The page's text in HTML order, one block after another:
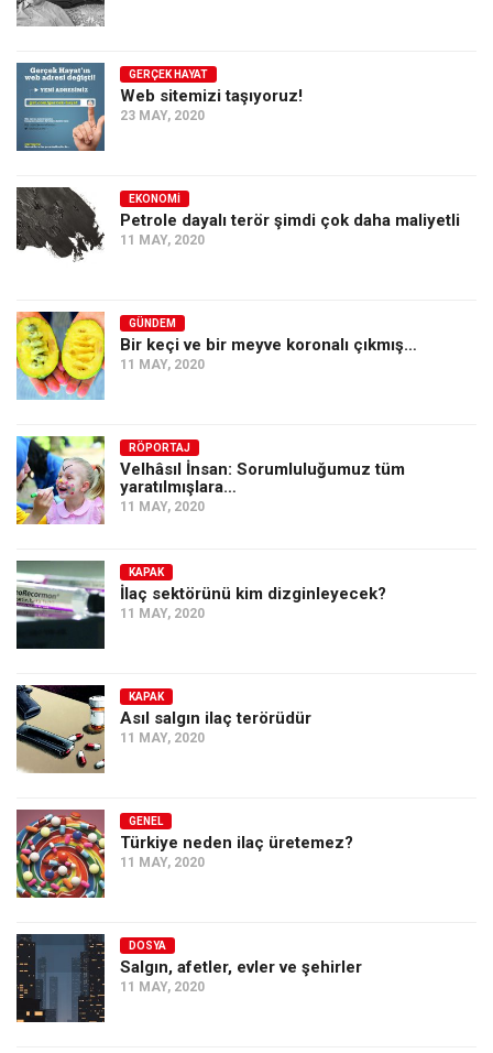
GERÇEK HAYAT
Web sitemizi taşıyoruz!
23 MAY, 2020
EKONOMI
Petrole dayalı terör şimdi çok daha maliyetli
11 MAY, 2020
GÜNDEM
Bir keçi ve bir meyve koronalı çıkmış…
11 MAY, 2020
RÖPORTAJ
Velhâsıl İnsan: Sorumluluğumuz tüm
yaratılmışlara…
11 MAY, 2020
KAPAK
İlaç sektörünü kim dizginleyecek?
11 MAY, 2020
KAPAK
Asıl salgın ilaç terörüdür
11 MAY, 2020
GENEL
Türkiye neden ilaç üretemez?
11 MAY, 2020
DOSYA
Salgın, afetler, evler ve şehirler
11 MAY, 2020